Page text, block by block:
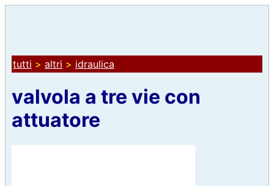
tutti > altri > idraulica
valvola a tre vie con
attuatore